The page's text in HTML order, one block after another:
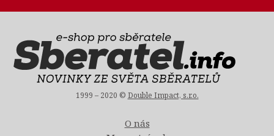
1999 – 2020 © Double Impact, s.r.o.
O nás